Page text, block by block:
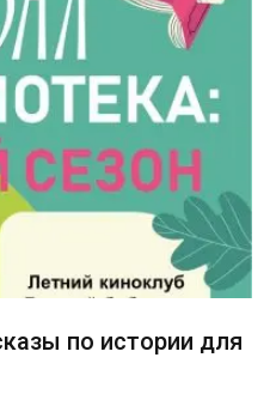
по истории для